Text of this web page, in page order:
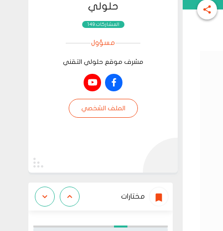
حلولي
المشاركات:149
مسؤول
مشرف موقع حلولي التقني
الملف الشخصي
مختارات